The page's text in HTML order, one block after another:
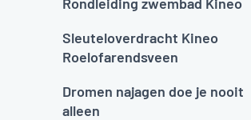
Sleuteloverdracht Kineo
Roelofarendsveen
Dromen najagen doe je nooit
alleen